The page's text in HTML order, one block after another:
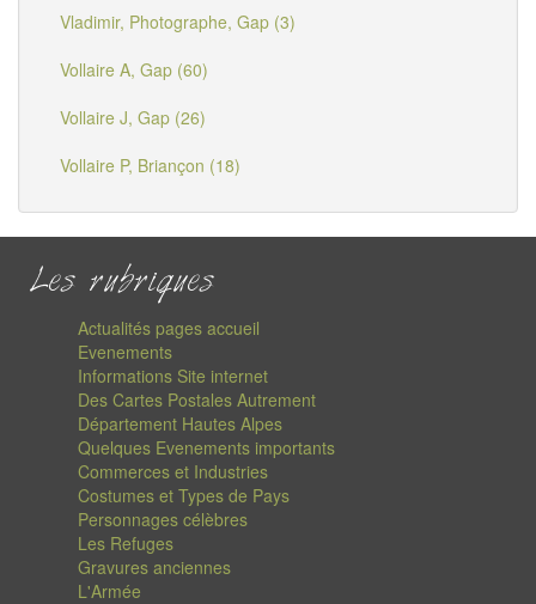
Vladimir, Photographe, Gap (3)
Vollaire A, Gap (60)
Vollaire J, Gap (26)
Vollaire P, Briançon (18)
Les rubriques
Actualités pages accueil
Evenements
Informations Site internet
Des Cartes Postales Autrement
Département Hautes Alpes
Quelques Evenements importants
Commerces et Industries
Costumes et Types de Pays
Personnages célèbres
Les Refuges
Gravures anciennes
L'Armée